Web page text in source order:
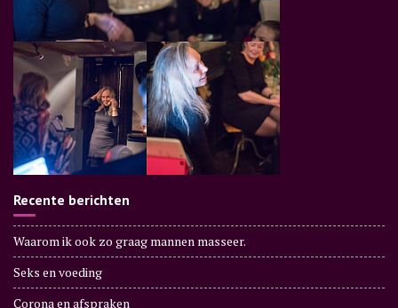
Recente berichten
Waarom ik ook zo graag mannen masseer.
Seks en voeding
Corona en afspraken